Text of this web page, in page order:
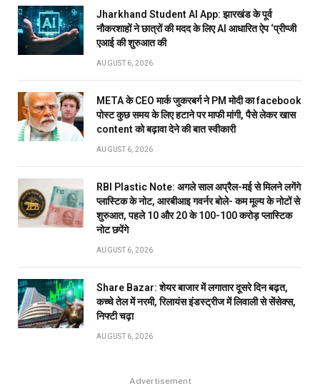
Jharkhand Student AI App: झारखंड के पूर्व
नौकरशाहों ने छात्रों की मदद के लिए AI आधारित ऐप ‘प्रीप्जी
एआई की शुरुआत की
AUGUST 6, 2026
META के CEO मार्क जुकरबर्ग ने PM मोदी का facebook
पोस्ट कुछ समय के लिए हटाने पर माफी मांगी, पैसे लेकर खास
content को बढ़ावा देने की बात स्वीकारी
AUGUST 6, 2026
RBI Plastic Note: अगले साल अप्रैल-मई से मिलने लगेंगे
प्लास्टिक के नोट, आरबीआइ गवर्नर बोले- कम मूल्य के नोटों से
शुरुआत, पहले 10 और 20 के 100-100 करोड़ प्लास्टिक
नोट छपेंगे
AUGUST 6, 2026
Share Bazar: शेयर बाजार में लगातार दूसरे दिन बढ़त,
कच्चे तेल में नरमी, रिलायंस इंडस्ट्रीज में लिवाली से सेंसेक्स,
निफ्टी चढ़ा
AUGUST 6, 2026
Advertisement